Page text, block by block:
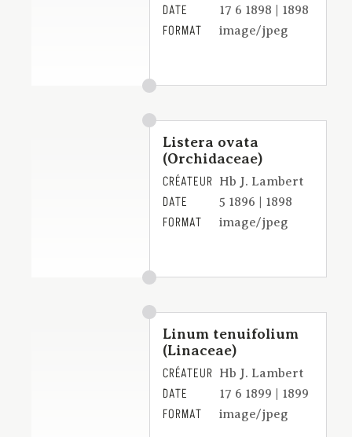
DATE 17 6 1898 | 1898
FORMAT image/jpeg
Listera ovata
(Orchidaceae)
CRÉATEUR Hb J. Lambert
DATE 5 1896 | 1898
FORMAT image/jpeg
Linum tenuifolium
(Linaceae)
CRÉATEUR Hb J. Lambert
DATE 17 6 1899 | 1899
FORMAT image/jpeg